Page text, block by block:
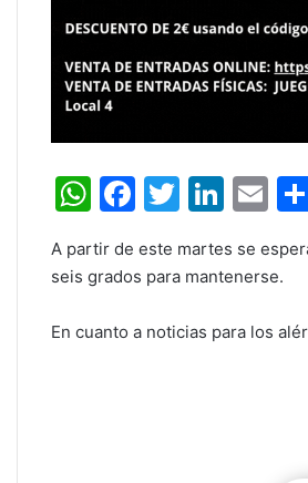
W
at
s
A
F
c
e
b
T
itt
Li
k
dI
E
ai
A partir de este martes se
seis grados para mantenerse.
En cuanto a noticias para los